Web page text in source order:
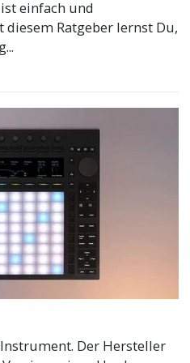
einfach und
Ratgeber lernst Du,
Der Hersteller